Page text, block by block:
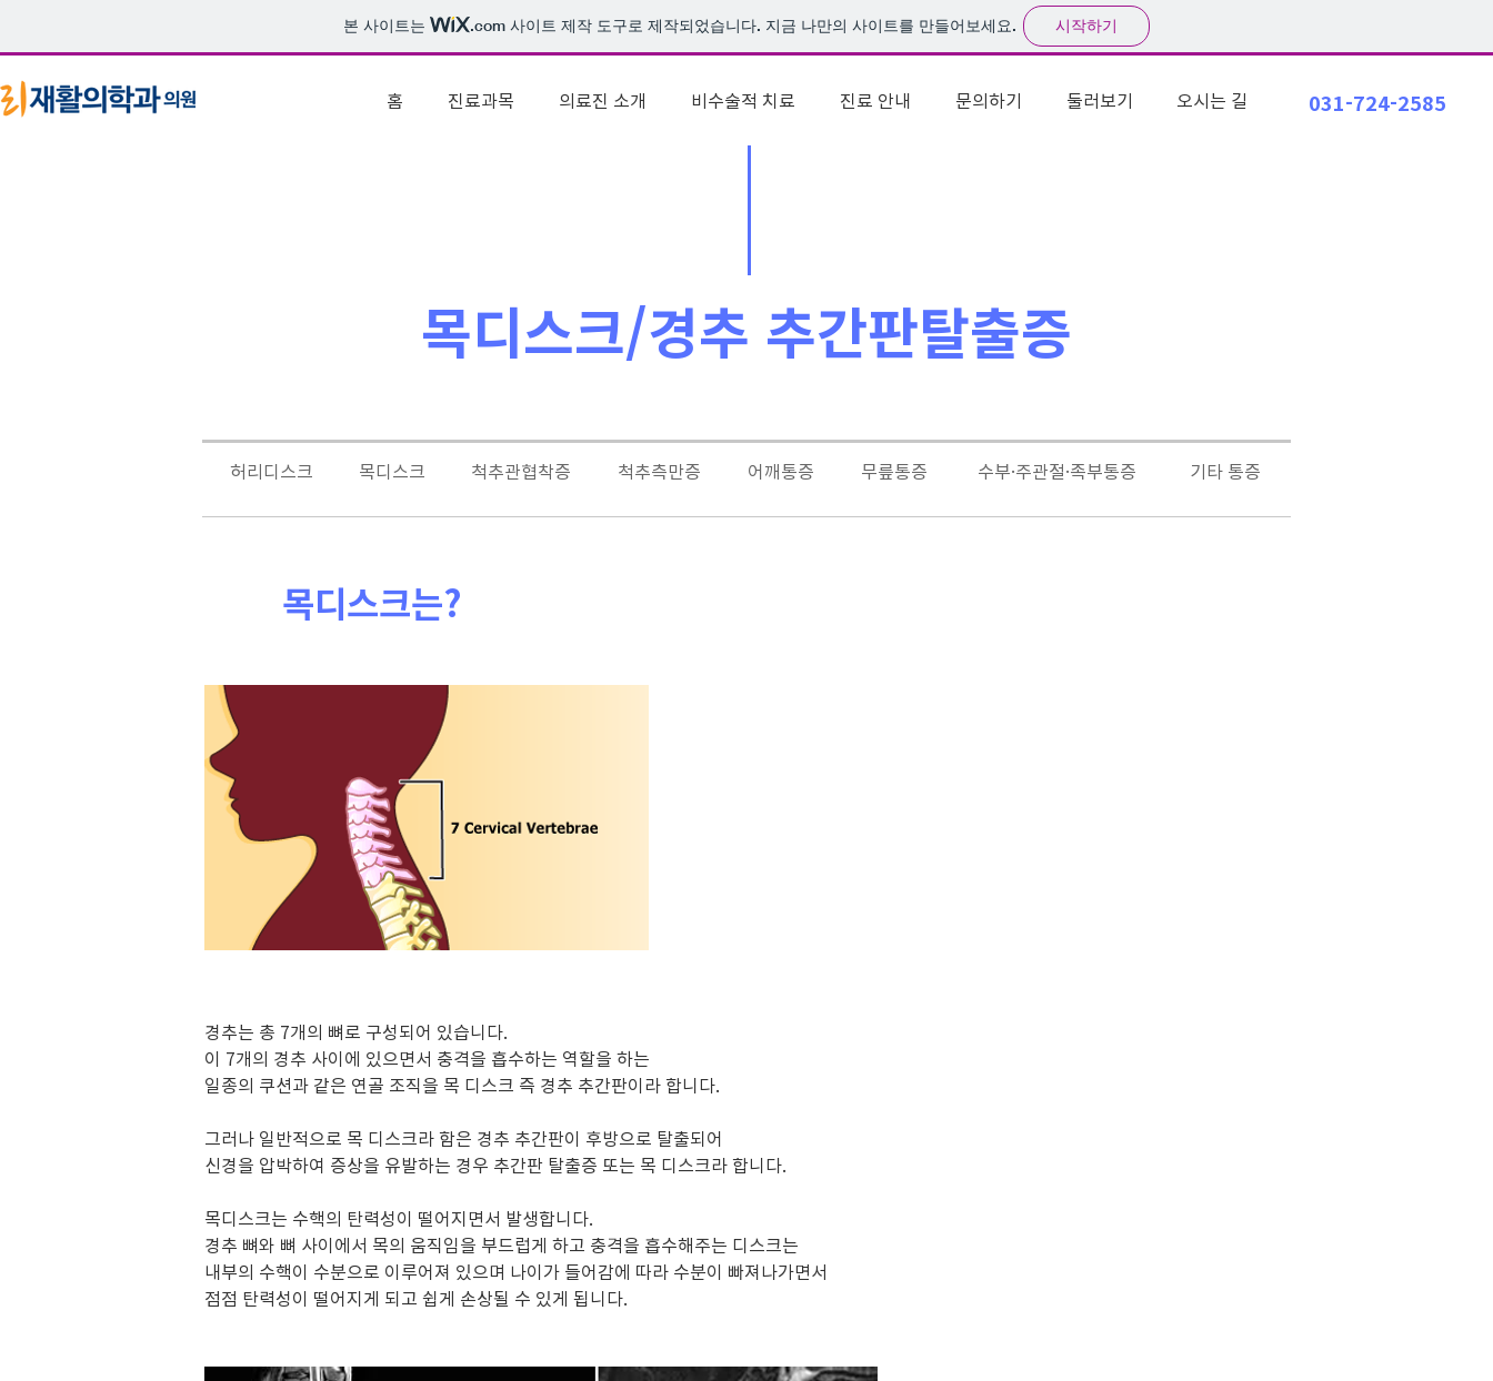
본 사이트는 .com 사이트 제작 도구로 제작되었습니다. 지금 나만의 사이트를 만들어보세요. 시작하기
홈 진료과목 의료진 소개 비수술적 치료 진료 안내 문의하기 둘러보기 오시는 길 031-724-2585
​목디스크/경추 추간판탈출증
허리디스크 목디스크 척추관협착증 척추측만증 어깨통증 무릎통증 수부·주관절·족부통증 기타 통증
​목디스크는?
경추는 총 7개의 뼈로 구성되어 있습니다.
이 7개의 경추 사이에 있으면서 충격을 흡수하는 역할을 하는
일종의 쿠션과 같은 연골 조직을 목 디스크 즉 경추 추간판이라 합니다.
그러나 일반적으로 목 디스크라 함은 경추 추간판이 후방으로 탈출되어
신경을 압박하여 증상을 유발하는 경우 추간판 탈출증 또는 목 디스크라 합니다.
목디스크는 수핵의 탄력성이 떨어지면서 발생합니다.
경추 뼈와 뼈 사이에서 목의 움직임을 부드럽게 하고 충격을 흡수해주는 디스크는
내부의 수핵이 수분으로 이루어져 있으며 나이가 들어감에 따라 수분이 빠져나가면서
점점 탄력성이 떨어지게 되고 쉽게 손상될 수 있게 됩니다.